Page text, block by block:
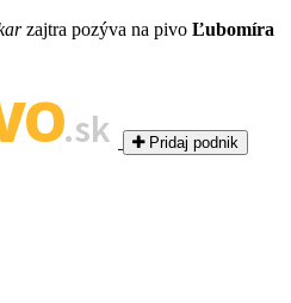
zajtra pozýva na pivo Ľubomíra
.sk Pridaj podnik